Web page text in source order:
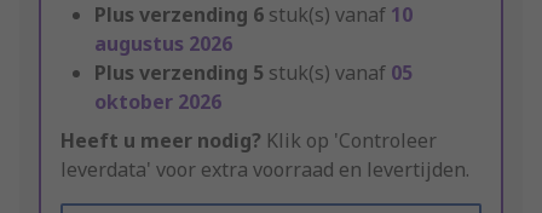
Plus verzending 6 stuk(s) vanaf 10
augustus 2026
Plus verzending 5 stuk(s) vanaf 05
oktober 2026
Heeft u meer nodig? Klik op 'Controleer
leverdata' voor extra voorraad en levertijden.